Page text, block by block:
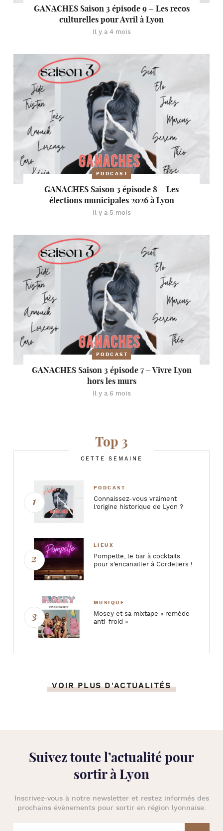
GANACHES Saison 3 épisode 9 – Les recos
culturelles pour Avril à Lyon
Il y a 4 mois
PODCAST
GANACHES Saison 3 épisode 8 – Les
élections municipales 2026 à Lyon
Il y a 5 mois
PODCAST
GANACHES Saison 3 épisode 7 – Vivre Lyon
hors les murs
Il y a 6 mois
Top 3
CETTE SEMAINE
PODCAST
Connaissez-vous vraiment
l’origine historique de Lyon ?
LIEUX
Pompette, le bar à cocktails
pour s’encanailler à Cordeliers !
MUSIQUE
Mosey et sa mixtape « remède
anti-froid »
VOIR PLUS D'ACTUALITÉS
Suivez toute l’actualité pour
sortir à Lyon
Inscrivez-vous à notre newsletter et restez informés des
prochains évènements pour sortir en région lyonnaise.